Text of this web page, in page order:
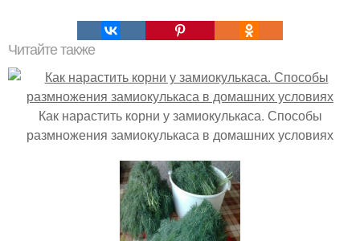
Читайте также
Как нарастить корни у замиокулькаса. Способы
размножения замиокулькаса в домашних условиях